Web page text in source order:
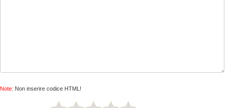
Note: Non inserire codice HTML!